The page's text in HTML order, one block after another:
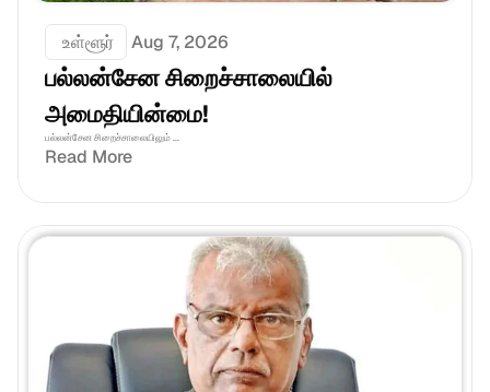
உள்ளூர் Aug 7, 2026
பல்லன்சேன சிறைச்சாலையில்
அமைதியின்மை!
பல்லன்சேன சிறைச்சாலையிலும் ...
Read More